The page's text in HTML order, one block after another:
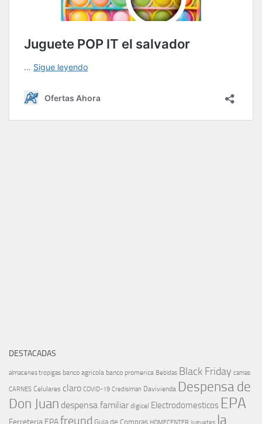
DESTACADAS
almacenes tropigas banco agricola banco promerica Bebidas Black Friday camas
CARNES Celulares claro COVID-19 Credisiman Davivienda Despensa de
Don Juan despensa familiar digicel Electrodomesticos EPA
Ferreteria EPAfreund Guia de Compras HOMECENTER Juguetes la